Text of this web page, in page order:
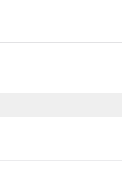
clave de la ropa de mesa del